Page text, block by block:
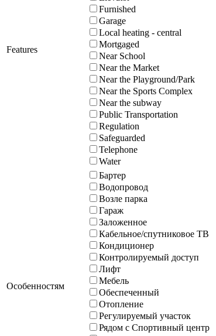
Features
Furnished
Garage
Local heating - central
Mortgaged
Near School
Near the Market
Near the Playground/Park
Near the Sports Complex
Near the subway
Public Transportation
Regulation
Safeguarded
Telephone
Water
Особенностям
Бартер
Водопровод
Возле парка
Гараж
Заложенное
Кабельное/спутниковое ТВ
Кондиционер
Контролируемый доступ
Лифт
Мебель
Обеспеченный
Отопление
Регулируемый участок
Рядом с Спортивный центр